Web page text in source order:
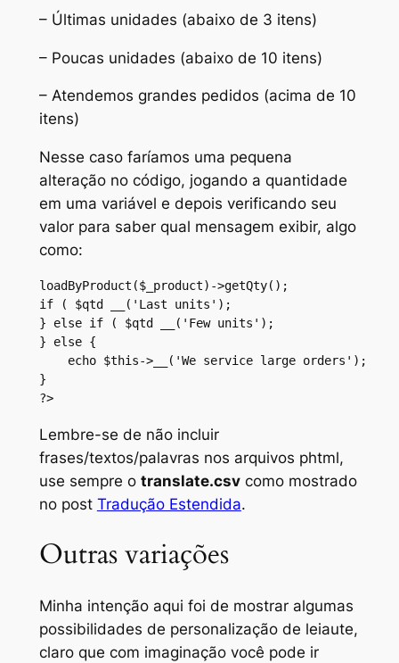
– Últimas unidades (abaixo de 3 itens)
– Poucas unidades (abaixo de 10 itens)
– Atendemos grandes pedidos (acima de 10
itens)
Nesse caso faríamos uma pequena
alteração no código, jogando a quantidade
em uma variável e depois verificando seu
valor para saber qual mensagem exibir, algo
como:
loadByProduct($_product)->getQty();
if ( $qtd __('Last units');
} else if ( $qtd __('Few units');
} else {
    echo $this->__('We service large orders');
}
?>
Lembre-se de não incluir
frases/textos/palavras nos arquivos phtml,
use sempre o translate.csvcomo mostrado
no post Tradução Estendida.
Outras variações
Minha intenção aqui foi de mostrar algumas
possibilidades de personalização de leiaute,
claro que com imaginação você pode ir